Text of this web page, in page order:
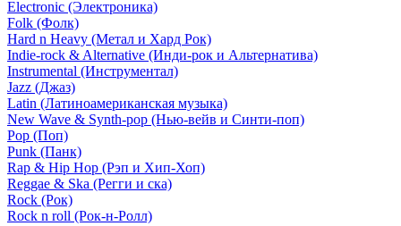
Electronic (Электроника)
Folk (Фолк)
Hard n Heavy (Метал и Хард Рок)
Indie-rock & Alternative (Инди-рок и Альтернатива)
Instrumental (Инструментал)
Jazz (Джаз)
Latin (Латиноамериканская музыка)
New Wave & Synth-pop (Нью-вейв и Синти-поп)
Pop (Поп)
Punk (Панк)
Rap & Hip Hop (Рэп и Хип-Хоп)
Reggae & Ska (Регги и ска)
Rock (Рок)
Rock n roll (Рок-н-Ролл)